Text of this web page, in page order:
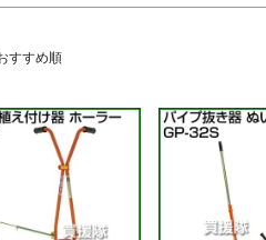
すすめ順